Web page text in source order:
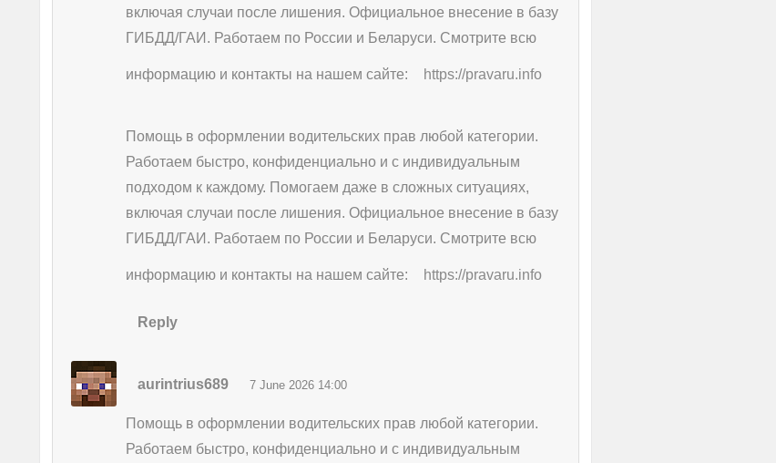
включая случаи после лишения. Официальное внесение в базу
ГИБДД/ГАИ. Работаем по России и Беларуси. Смотрите всю
информацию и контакты на нашем сайте: https://pravaru.info
Помощь в оформлении водительских прав любой категории.
Работаем быстро, конфиденциально и с индивидуальным
подходом к каждому. Помогаем даже в сложных ситуациях,
включая случаи после лишения. Официальное внесение в базу
ГИБДД/ГАИ. Работаем по России и Беларуси. Смотрите всю
информацию и контакты на нашем сайте: https://pravaru.info
Reply
aurintrius689 7 June 2026 14:00
Помощь в оформлении водительских прав любой категории.
Работаем быстро, конфиденциально и с индивидуальным